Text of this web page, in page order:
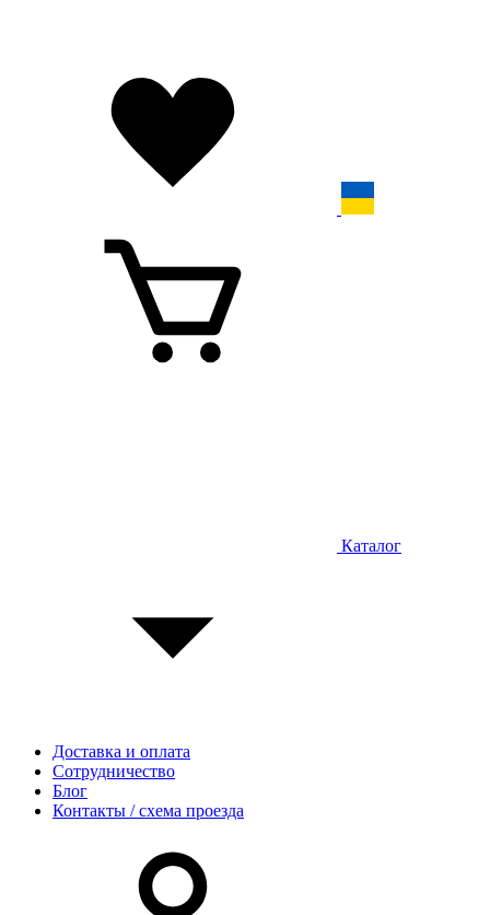
Каталог
Доставка и оплата
Сотрудничество
Блог
Контакты / схема проезда